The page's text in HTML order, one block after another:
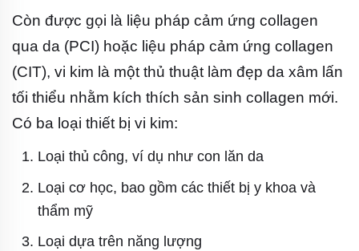
Còn được gọi là liệu pháp cảm ứng collagen
qua da (PCI) hoặc liệu pháp cảm ứng collagen
(CIT), vi kim là một thủ thuật làm đẹp da xâm lấn
tối thiểu nhằm kích thích sản sinh collagen mới.
Có ba loại thiết bị vi kim:
Loại thủ công, ví dụ như con lăn da
Loại cơ học, bao gồm các thiết bị y khoa và
thẩm mỹ
Loại dựa trên năng lượng